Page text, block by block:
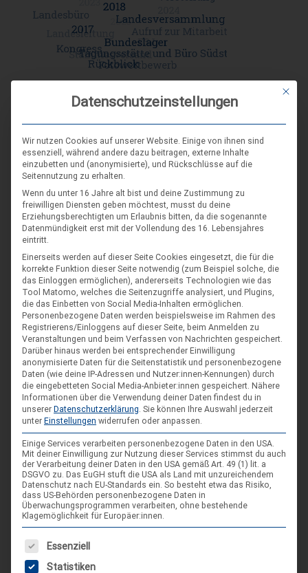
DIE NÄCHSTEN VERANSTALTUNGEN
ARR|JEL Sommertreffen 2026
21. Aug. 26
Blankenburg (Harz)-Wienrode
Landes-NAP 2026
4. Sep. 26
Hameln
04
Sep.
Spieleseminar - Werde zur Spielfigur“ -
Spiele im XXL-Format
4. Sep. 26
Suderburg
[alle Veranstaltungen]
AKTUELLE BEITRÄGE AUF INSTAGRAM
Mit
Datenschutzeinstellungen
Wir nutzen Cookies auf unserer Website. Einige von ihnen sind
essenziell, während andere dazu beitragen, externe Inhalte
einzubetten und (anonymisierte), und Rückschlüsse auf die
Seitennutzung zu erhalten.
Wenn du unter 16 Jahre alt bist und deine Zustimmung zu
freiwilligen Diensten geben möchtest, musst du deine
Erziehungsberechtigten um Erlaubnis bitten, da die sogenannte
Datenmündigkeit erst mit der Vollendung des 16. Lebensjahres
eintritt.
Einerseits werden auf dieser Seite Cookies eingesetzt, die für die
korrekte Funktion dieser Seite notwendig (zum Beispiel solche, die
das Einloggen ermöglichen), andererseits Technologien wie das
Tool Matomo, welches die Seitenzugriffe analysiert, und Plugins,
die das Einbetten von Social Media-Inhalten ermöglichen.
Personenbezogene Daten werden beispielsweise im Rahmen des
Registrierens/Einloggens auf dieser Seite, beim Anmelden zu
Veranstaltungen und beim Verfassen von Nachrichten gespeichert.
Darüber hinaus werden bei entsprechender Einwilligung
anonymisierte Daten für die Seitenstatistik und personenbezogene
Daten (wie deine IP-Adressen und Nutzer:innen-Kennungen) durch
die eingebetteten Social Media-Anbieter:innen gespeichert. Nähere
Informationen über die Verwendung deiner Daten findest du in
unserer Datenschutzerklärung. Sie können Ihre Auswahl jederzeit
unter Einstellungen widerrufen oder anpassen.
Einige Services verarbeiten personenbezogene Daten in den USA.
Mit deiner Einwilligung zur Nutzung dieser Services stimmst du auch
der Verarbeitung deiner Daten in den USA gemäß Art. 49 (1) lit. a
DSGVO zu. Das EuGH stuft die USA als Land mit unzureichendem
Datenschutz nach EU-Standards ein. So besteht etwa das Risiko,
dass US-Behörden personenbezogene Daten in
Überwachungsprogrammen verarbeiten, ohne bestehende
Klagemöglichkeit für Europäer:innen.
Es folgt eine Liste der Service-Gruppen, für die eine
Essenziell
Statistiken